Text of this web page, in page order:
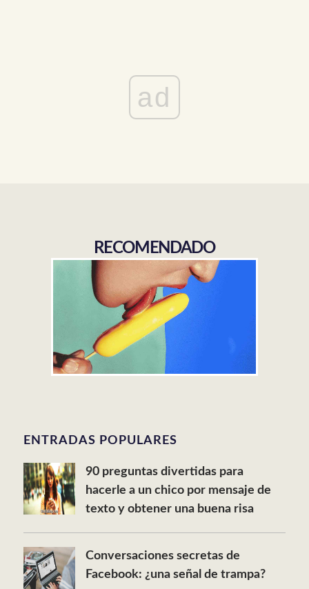
ad
RECOMENDADO
ENTRADAS POPULARES
90 preguntas divertidas para
hacerle a un chico por mensaje de
texto y obtener una buena risa
Conversaciones secretas de
Facebook: ¿una señal de trampa?